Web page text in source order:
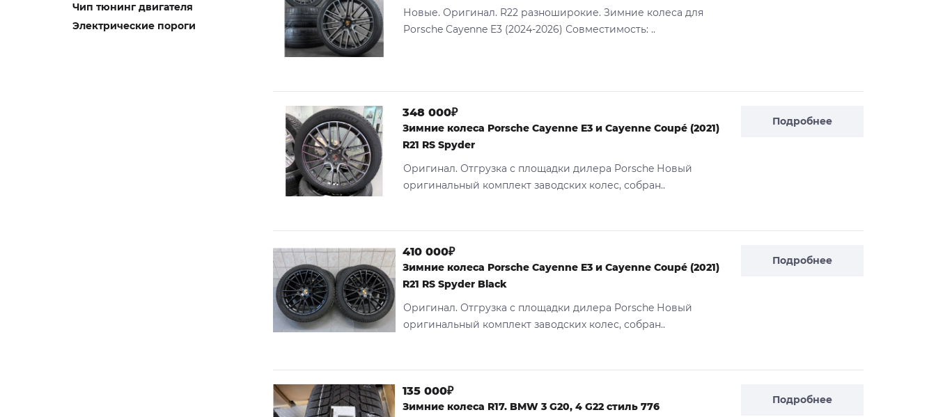
Чип тюнинг двигателя
Электрические пороги
Новые. Оригинал. R22 разноширокие. Зимние колеса для
Porsche Cayenne E3 (2024-2026) Совместимость: ..
Подробнее
348 000₽
Зимние колеса Porsche Cayenne E3 и Cayenne Coupé (2021)
R21 RS Spyder
Оригинал. Отгрузка с площадки дилера Porsche Новый
оригинальный комплект заводских колес, собран..
Подробнее
410 000₽
Зимние колеса Porsche Cayenne E3 и Cayenne Coupé (2021)
R21 RS Spyder Black
Оригинал. Отгрузка с площадки дилера Porsche Новый
оригинальный комплект заводских колес, собран..
Подробнее
135 000₽
Зимние колеса R17. BMW 3 G20, 4 G22 стиль 776